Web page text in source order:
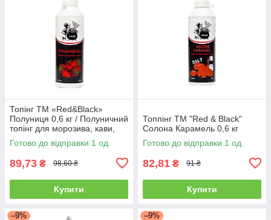
Топінг ТМ «Red&Black»
Полуниця 0,6 кг / Полуничний
топінг для морозива, кави,
десертів та коктейлів 600мл.
Готово до відправки 1 од.
89,73 ₴ 98,60 ₴
Купити
Топпінг ТМ "Red & Black"
Солона Карамель 0,6 кг
Готово до відправки 1 од.
82,81 ₴ 91 ₴
Купити
–9% –9%